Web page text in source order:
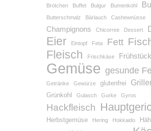
Brötchen Buffet Bulgur Bumenkohl
Butterschmalz Bärlauch Cashewnüsse
Champignons Chicorree Dessert
Eier Eintopf Feta Fett
Fleisch Frischkäse Frühstück
Gemüse gesunde
Getränke Gewürze glutenfrei
Grünkohl Gulasch Gurke Gyros
Hackfleisch
Herbstgemüse Hering Hokkaido